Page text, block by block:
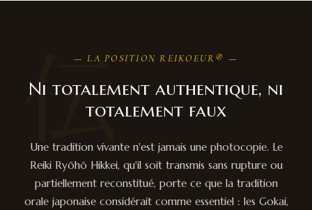
伝— LA POSITION REIKOEUR® —
Ni totalement authentique, ni
totalement faux
Une tradition vivante n'est jamais une photocopie. Le
Reiki Ryōhō Hikkei, qu'il soit transmis sans rupture ou
partiellement reconstitué, porte ce que la tradition
orale japonaise considérait comme essentiel : les Gokai,